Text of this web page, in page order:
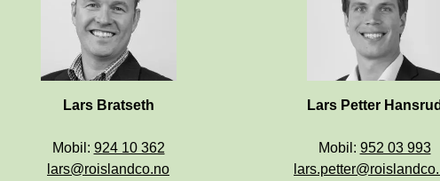
Mobil:
lars@roislandco.no
Mobil:
952 03 993